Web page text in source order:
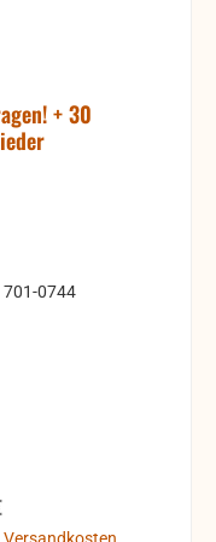
+ 30
701-0744
Preis: